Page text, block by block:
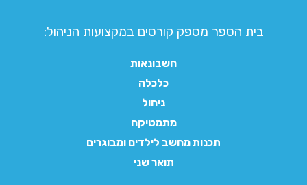
בית הספר מספק קורסים במקצועות הניהול:
חשבונאות
כלכלה
ניהול
מתמטיקה
תכנות מחשב לילדים ומבוגרים
תואר שני